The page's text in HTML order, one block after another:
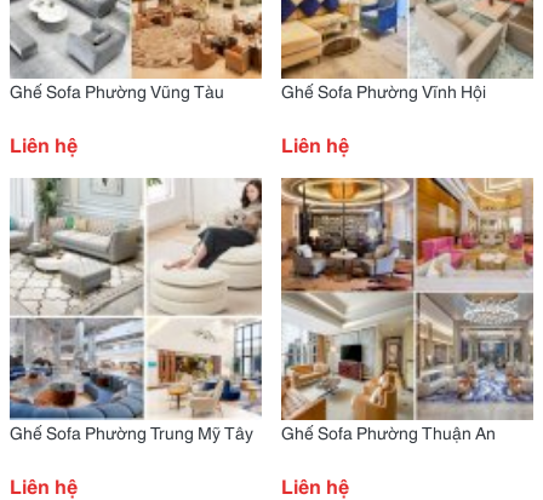
Ghế Sofa Phường Vũng Tàu
Liên hệ
Ghế Sofa Phường Vĩnh Hội
Liên hệ
Ghế Sofa Phường Trung Mỹ Tây
Liên hệ
Ghế Sofa Phường Thuận An
Liên hệ